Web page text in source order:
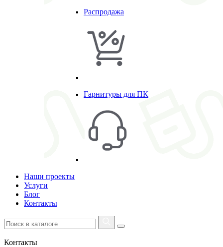
Распродажа
Гарнитуры для ПК
Наши проекты
Услуги
Блог
Контакты
Контакты